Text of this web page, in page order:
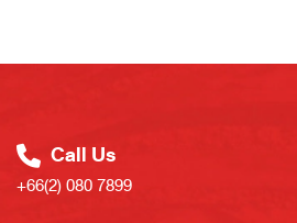
Call Us
+66(2) 080 7899